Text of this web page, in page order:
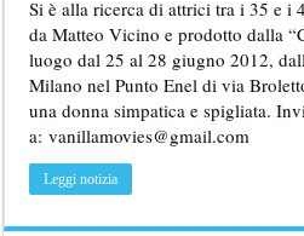
Affari Tuoi 2026/27: riaperti i
Si è alla ricerca di attrici tra i 35 e i
da Matteo Vicino e prodotto dalla
luogo dal 25 al 28 giugno 2012,
Milano nel Punto Enel di via
una donna simpatica e spigliata.
a: vanillamovies@gmail.com
Leggi notizia